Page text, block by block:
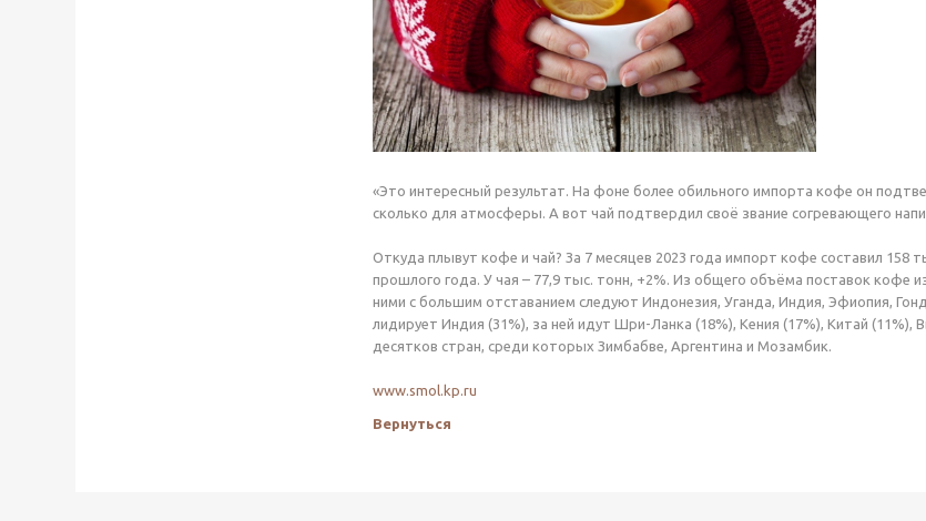
«Это интересный результат. На фоне более обильного импорта кофе он
сколько для атмосферы. А вот чай подтвердил своё звание согревающего
Откуда плывут кофе и чай? За 7 месяцев 2023 года импорт кофе составил 158
прошлого года. У чая – 77,9 тыс. тонн, +2%. Из общего объёма поставок кофе
ними с большим отставанием следуют Индонезия, Уганда, Индия, Эфиопия,
лидирует Индия (31%), за ней идут Шри-Ланка (18%), Кения (17%), Китай
десятков стран, среди которых Зимбабве, Аргентина и Мозамбик.
www.smol.kp.ru
Вернуться